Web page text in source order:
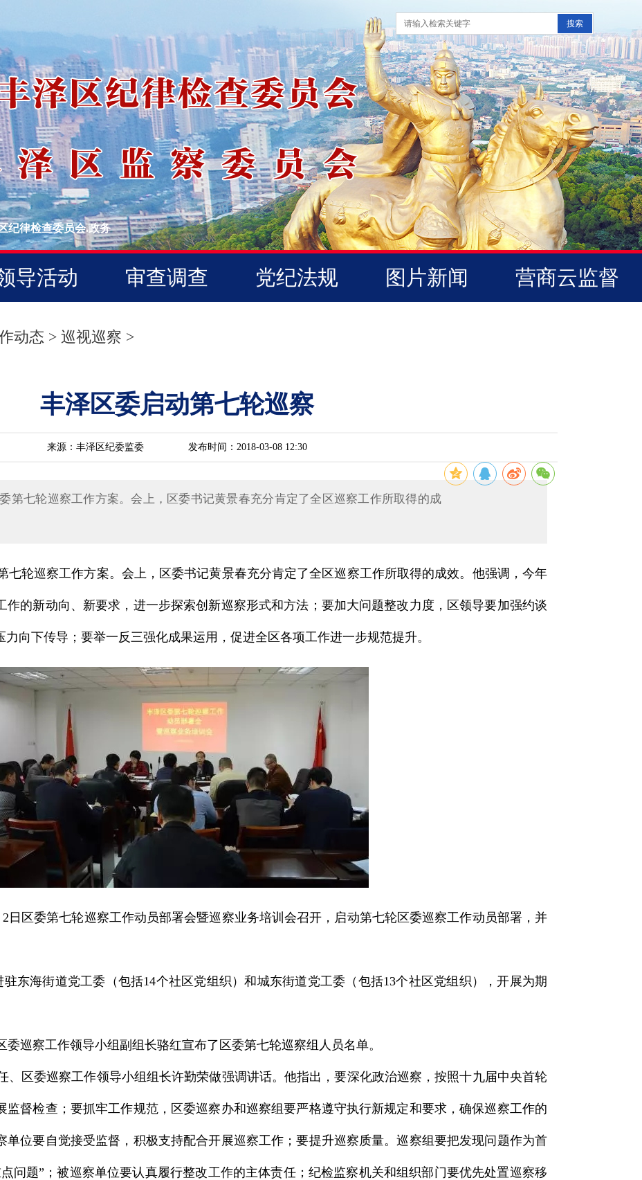
纪律检查委员会.政务
导活动 审查调查 党纪法规 图片新闻 营商云监督
动态 > 巡视巡察 >
丰泽区委启动第七轮巡察
来源：丰泽区纪委监委 发布时间：2018-03-08 12:30
第七轮巡察工作方案。会上，区委书记黄景春充分肯定了全区巡察工作所取得的成
轮巡察工作方案。会上，区委书记黄景春充分肯定了全区巡察工作所取得的成效。他强调，今年
作的新动向、新要求，进一步探索创新巡察形式和方法；要加大问题整改力度，区领导要加强约谈
向下传导；要举一反三强化成果运用，促进全区各项工作进一步规范提升。
区委第七轮巡察工作动员部署会暨巡察业务培训会召开，启动第七轮区委巡察工作动员部署，并
东海街道党工委（包括14个社区党组织）和城东街道党工委（包括13个社区党组织），开展为期
巡察工作领导小组副组长骆红宣布了区委第七轮巡察组人员名单。
区委巡察工作领导小组组长许勤荣做强调讲话。他指出，要深化政治巡察，按照十九届中央首轮
监督检查；要抓牢工作规范，区委巡察办和巡察组要严格遵守执行新规定和要求，确保巡察工作的
单位要自觉接受监督，积极支持配合开展巡察工作；要提升巡察质量。巡察组要把发现问题作为首
问题”；被巡察单位要认真履行整改工作的主体责任；纪检监察机关和组织部门要优先处置巡察移